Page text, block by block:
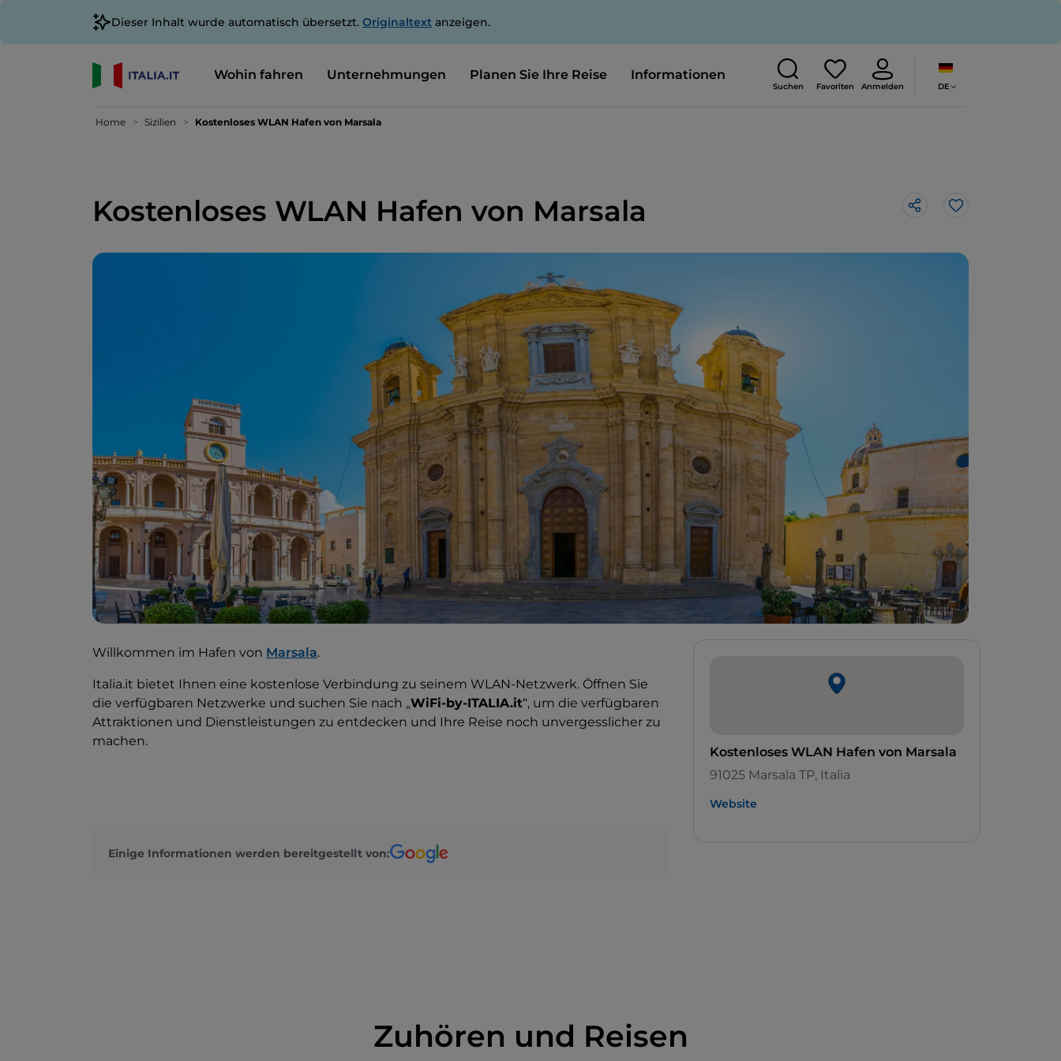
Dieser Inhalt wurde automatisch übersetzt. Originaltext anzeigen.
Wohin fahren Unternehmungen Planen Sie Ihre Reise Informationen
Suchen Favoriten Anmelden DE
Home Sizilien Kostenloses WLAN Hafen von Marsala
Kostenloses WLAN Hafen von Marsala Like
Willkommen im Hafen von Marsala.
Italia.it bietet Ihnen eine kostenlose Verbindung zu seinem WLAN-Netzwerk. Öffnen Sie
die verfügbaren Netzwerke und suchen Sie nach „WiFi-by-ITALIA.it“, um die verfügbaren
Attraktionen und Dienstleistungen zu entdecken und Ihre Reise noch unvergesslicher zu
machen.
Einige Informationen werden bereitgestellt von:
Kostenloses WLAN Hafen von Marsala
91025 Marsala TP, Italia
Website
Zuhören und Reisen